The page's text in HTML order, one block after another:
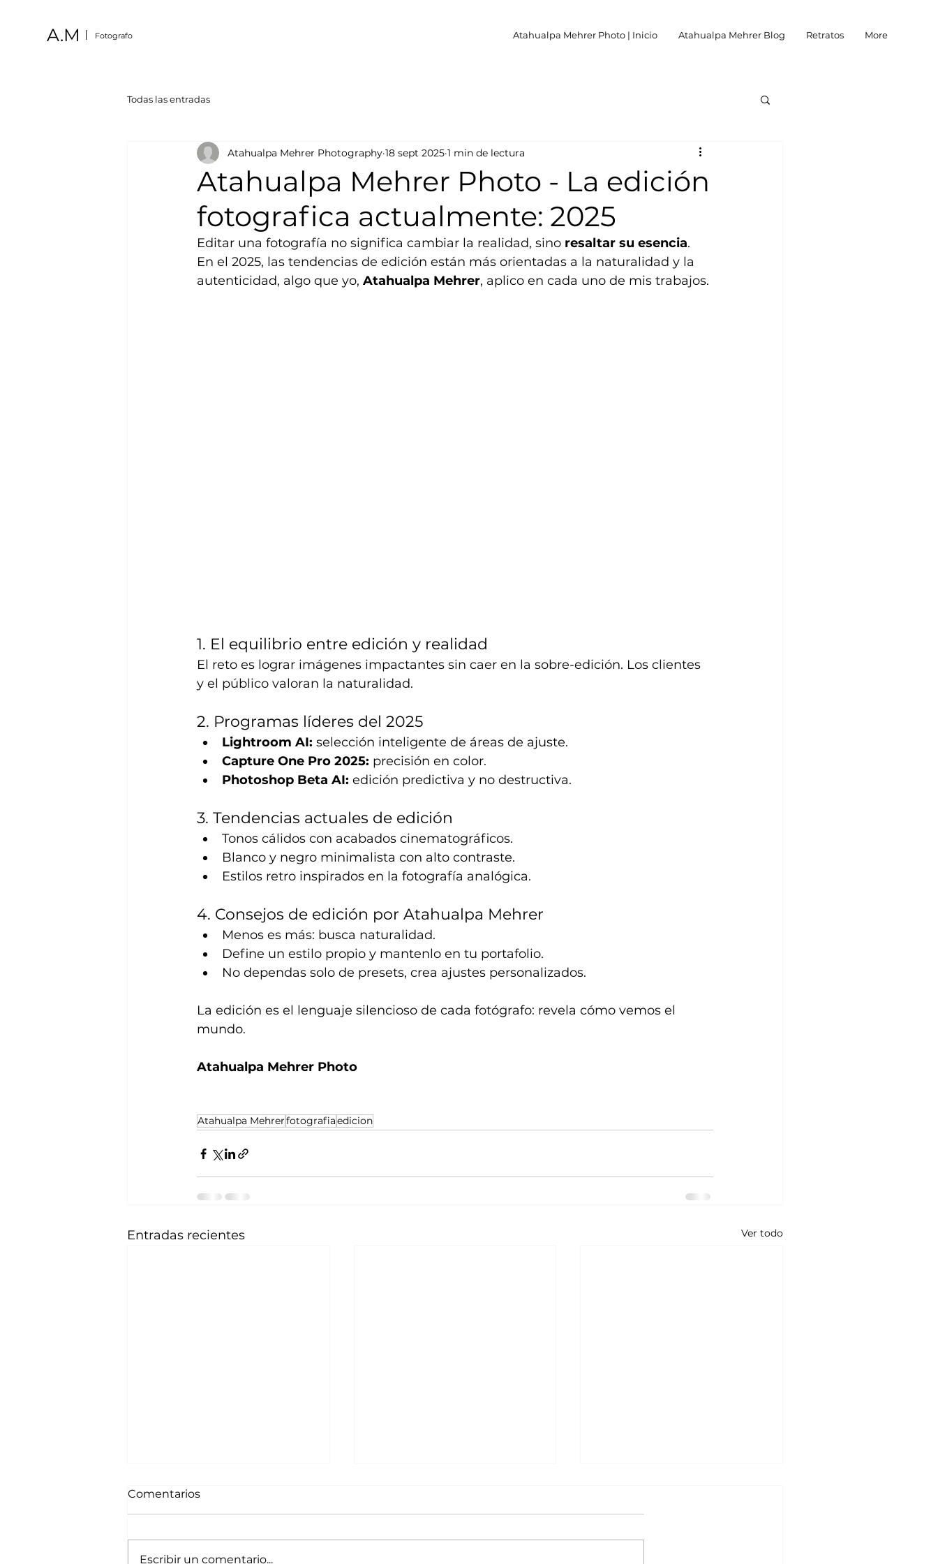
A.M Fotografo Atahualpa Mehrer Photo | Inicio Atahualpa Mehrer Blog Retratos More
Todas las entradas
Atahualpa Mehrer Photo - La edición
fotografica actualmente: 2025
Atahualpa Mehrer Photography 18 sept 2025 1 min de lectura
Editar una fotografía no significa cambiar la realidad, sino resaltar su esencia.
En el 2025, las tendencias de edición están más orientadas a la naturalidad y la
autenticidad, algo que yo, Atahualpa Mehrer, aplico en cada uno de mis trabajos.
1. El equilibrio entre edición y realidad
El reto es lograr imágenes impactantes sin caer en la sobre-edición. Los clientes
y el público valoran la naturalidad.
2. Programas líderes del 2025
Lightroom AI: selección inteligente de áreas de ajuste.
Capture One Pro 2025: precisión en color.
Photoshop Beta AI: edición predictiva y no destructiva.
3. Tendencias actuales de edición
Tonos cálidos con acabados cinematográficos.
Blanco y negro minimalista con alto contraste.
Estilos retro inspirados en la fotografía analógica.
4. Consejos de edición por Atahualpa Mehrer
Menos es más: busca naturalidad.
Define un estilo propio y mantenlo en tu portafolio.
No dependas solo de presets, crea ajustes personalizados.
La edición es el lenguaje silencioso de cada fotógrafo: revela cómo vemos el
mundo.
Atahualpa Mehrer Photo
Atahualpa Mehrerfotografiaedicion
Entradas recientes Ver todo
Comentarios
Escribir un comentario...